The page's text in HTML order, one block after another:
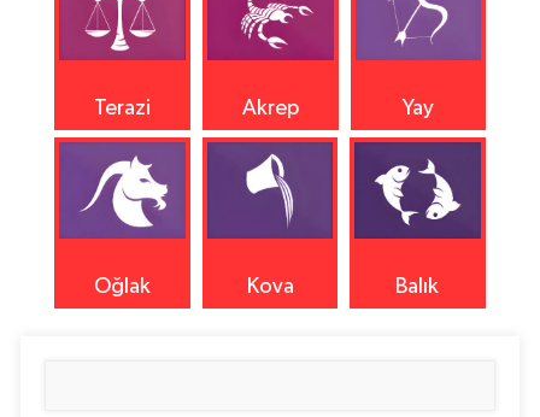
Terazi Akrep Yay
Oğlak Kova Balık